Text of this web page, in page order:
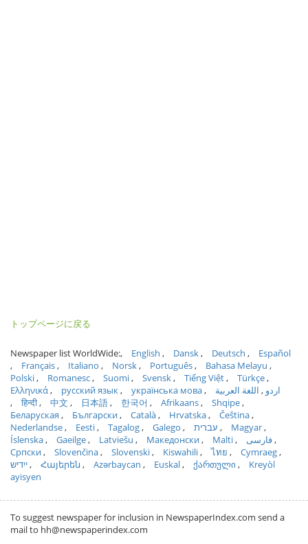
トップページに戻る
Newspaper list WorldWide: English Dansk Deutsch
Español
Français
Italiano Norsk Português
Bahasa Melayu
Polski
Romanesc Suomi Svensk Tiếng Việt
Türkçe
Ελληνικά
русский язык українська мова اردو
اللغة العربية
हिन्दी
中文 日本語 한국어 Afrikaans
Shqipe
Беларуская
Български Català Hrvatska
Čeština
Nederlandse
Eesti Tagalog Galego עברית
Magyar
Íslenska
Gaeilge Latviešu Македонски Malti
فارسی
Српски
Slovenčina Slovenski Kiswahili ไทย
Cymraeg
ייִדיש
Հայերեն Azərbaycan Euskal ქართული
Kreyòl
ayisyen
To suggest newspaper for inclusion in NewspaperIndex.com send a
mail to hh@newspaperindex.com